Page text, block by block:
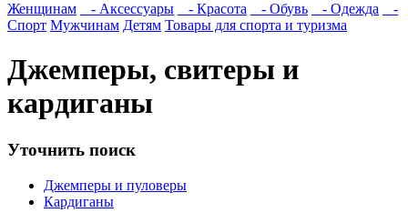
Женщинам
- Аксессуары - Красота - Обувь - Одежда
-
Спорт Мужчинам Детям Товары для спорта и туризма
Джемперы, свитеры и
кардиганы
Уточнить поиск
Джемперы и пуловеры
Кардиганы